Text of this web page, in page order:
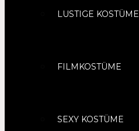
LUSTIGE KOSTÜME
FILMKOSTÜME
SEXY KOSTÜME